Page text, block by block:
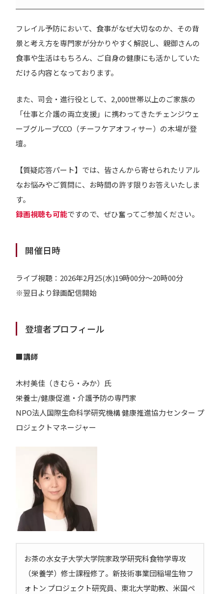
フレイル予防において、食事がなぜ大切なのか、その背
景と考え方を専門家が分かりやすく解説し、親御さんの
食事や生活はもちろん、ご自身の健康にも活かしていた
だける内容となっております。
また、司会・進行役として、2,000世帯以上のご家族の
「仕事と介護の両立支援」に携わってきたチェンジウェ
ーブグループCCO（チーフケアオフィサー）の木場が登
壇。
【質疑応答パート】では、皆さんから寄せられたリアル
なお悩みやご質問に、お時間の許す限りお答えいたしま
す。
録画視聴も可能ですので、ぜひ奮ってご参加ください。
開催日時
ライブ視聴：2026年2月25(水)19時00分～20時00分
※翌日より録画配信開始
登壇者プロフィール
■講師
木村美佳（きむら・みか）氏
栄養士/健康促進・介護予防の専門家
NPO法人国際生命科学研究機構 健康推進協力センター プ
ロジェクトマネージャー
お茶の水女子大学大学院家政学研究科食物学専攻
（栄養学）修士課程修了。新技術事業団稲場生物フ
ォトン プロジェクト研究員、東北大学助教、米国ペ